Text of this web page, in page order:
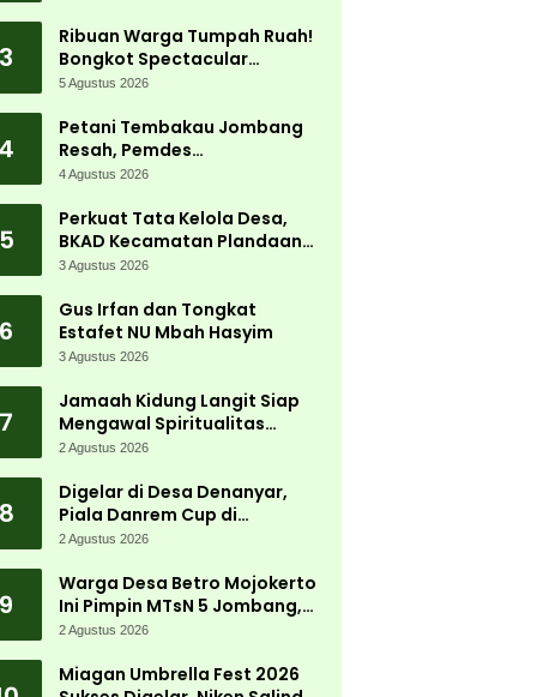
3
Ribuan Warga Tumpah Ruah!
Bongkot Spectacular
Carnival 2026 Jadi Pesta
Peterongan
5 Agustus 2026
4
Petani Tembakau Jombang
Resah, Pemdes
Tanjungwadung dan Disperta
4 Agustus 2026
5
Perkuat Tata Kelola Desa,
BKAD Kecamatan Plandaan
Gelar Pelatihan Aparatur
3 Agustus 2026
6
Gus Irfan dan Tongkat
Estafet NU Mbah Hasyim
3 Agustus 2026
7
Jamaah Kidung Langit Siap
Mengawal Spiritualitas
Muktamar NU
2 Agustus 2026
8
Digelar di Desa Denanyar,
Piala Danrem Cup di
Jombang Fokus Cetak Bibit
2 Agustus 2026
9
Warga Desa Betro Mojokerto
Ini Pimpin MTsN 5 Jombang,
Kembali Mengabdi di
2 Agustus 2026
Miagan Umbrella Fest 2026